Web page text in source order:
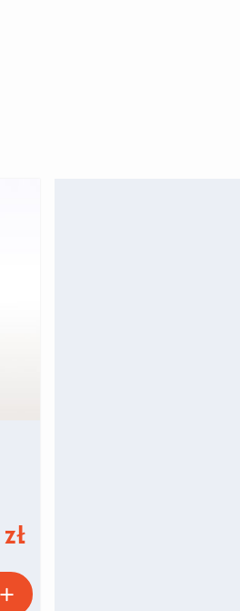
zł
Ten
produkt